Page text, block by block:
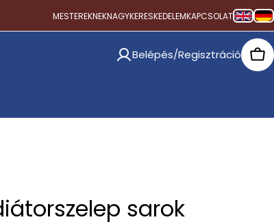
MESTEREKNEKNAGYKERESKEDELEMKAPCSOLAT
Belépés/Regisztráció
sarok